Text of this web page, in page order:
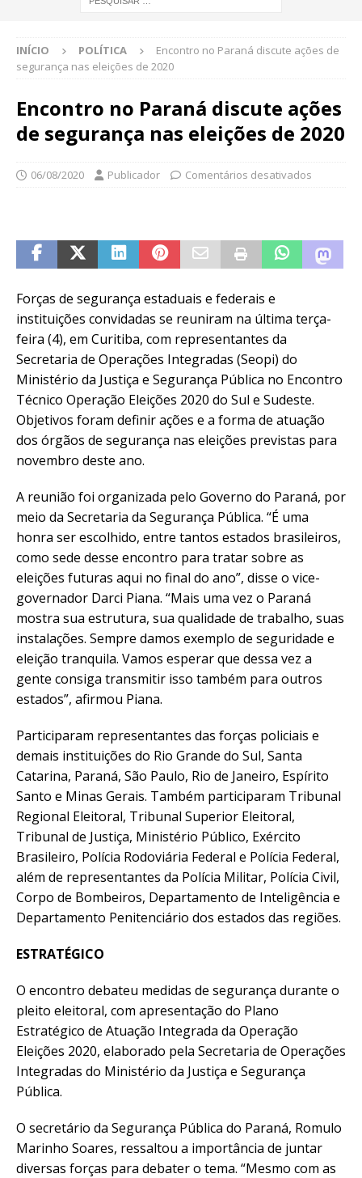
INÍCIO POLÍTICA
Encontro no Paraná discute ações de
segurança nas eleições de 2020
Encontro no Paraná discute ações
de segurança nas eleições de 2020
06/08/2020 Publicador Comentários desativados
Forças de segurança estaduais e federais e
instituições convidadas se reuniram na última terça-
feira (4), em Curitiba, com representantes da
Secretaria de Operações Integradas (Seopi) do
Ministério da Justiça e Segurança Pública no Encontro
Técnico Operação Eleições 2020 do Sul e Sudeste.
Objetivos foram definir ações e a forma de atuação
dos órgãos de segurança nas eleições previstas para
novembro deste ano.
A reunião foi organizada pelo Governo do Paraná, por
meio da Secretaria da Segurança Pública. “É uma
honra ser escolhido, entre tantos estados brasileiros,
como sede desse encontro para tratar sobre as
eleições futuras aqui no final do ano”, disse o vice-
governador Darci Piana. “Mais uma vez o Paraná
mostra sua estrutura, sua qualidade de trabalho, suas
instalações. Sempre damos exemplo de seguridade e
eleição tranquila. Vamos esperar que dessa vez a
gente consiga transmitir isso também para outros
estados”, afirmou Piana.
Participaram representantes das forças policiais e
demais instituições do Rio Grande do Sul, Santa
Catarina, Paraná, São Paulo, Rio de Janeiro, Espírito
Santo e Minas Gerais. Também participaram Tribunal
Regional Eleitoral, Tribunal Superior Eleitoral,
Tribunal de Justiça, Ministério Público, Exército
Brasileiro, Polícia Rodoviária Federal e Polícia Federal,
além de representantes da Polícia Militar, Polícia Civil,
Corpo de Bombeiros, Departamento de Inteligência e
Departamento Penitenciário dos estados das regiões.
ESTRATÉGICO
O encontro debateu medidas de segurança durante o
pleito eleitoral, com apresentação do Plano
Estratégico de Atuação Integrada da Operação
Eleições 2020, elaborado pela Secretaria de Operações
Integradas do Ministério da Justiça e Segurança
Pública.
O secretário da Segurança Pública do Paraná, Romulo
Marinho Soares, ressaltou a importância de juntar
diversas forças para debater o tema. “Mesmo com as